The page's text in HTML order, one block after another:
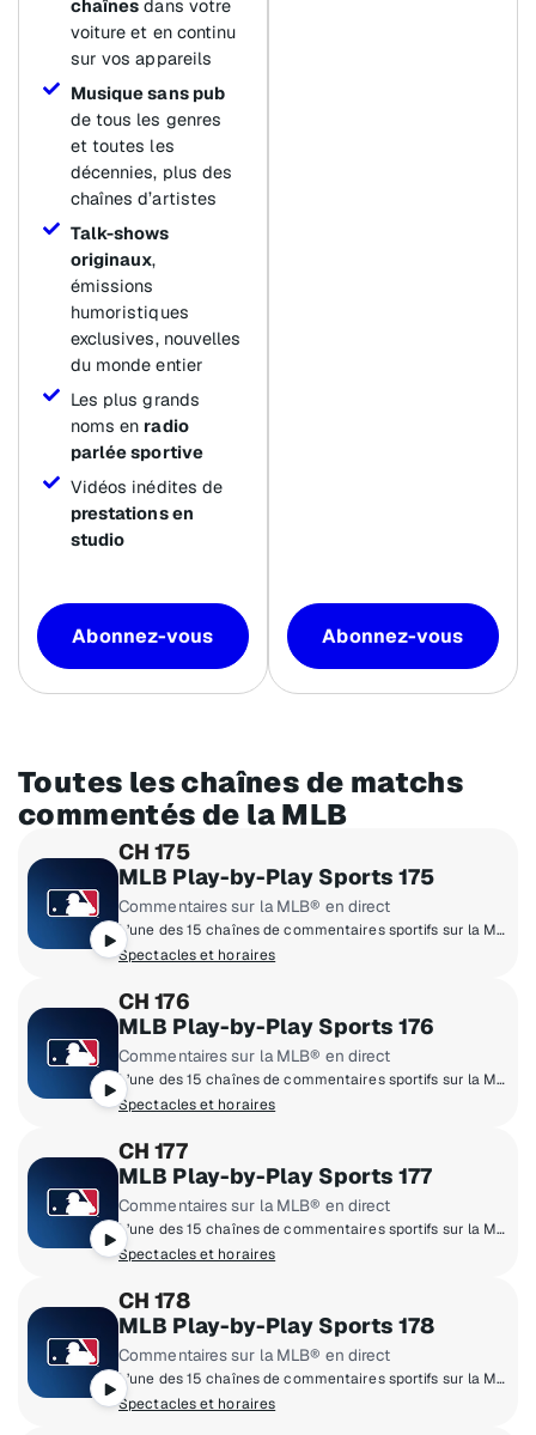
chaînes dans votre
voiture et en continu
sur vos appareils
Musique sans pub
de tous les genres
et toutes les
décennies, plus des
chaînes d’artistes
Talk-shows
originaux,
émissions
humoristiques
exclusives, nouvelles
du monde entier
Les plus grands
noms en radio
parlée sportive
Vidéos inédites de
prestations en
studio
Abonnez-vous Abonnez-vous
Toutes les chaînes de matchs
commentés de la MLB
CH 175
MLB Play-by-Play Sports 175
Commentaires sur la MLB® en direct
L’une des 15 chaînes de commentaires sportifs sur la Major League of Baseball®
Spectacles et horaires
CH 176
MLB Play-by-Play Sports 176
Commentaires sur la MLB® en direct
L’une des 15 chaînes de commentaires sportifs sur la Major League of Baseball®
Spectacles et horaires
CH 177
MLB Play-by-Play Sports 177
Commentaires sur la MLB® en direct
L’une des 15 chaînes de commentaires sportifs sur la Major League of Baseball®
Spectacles et horaires
CH 178
MLB Play-by-Play Sports 178
Commentaires sur la MLB® en direct
L’une des 15 chaînes de commentaires sportifs sur la Major League of Baseball®
Spectacles et horaires